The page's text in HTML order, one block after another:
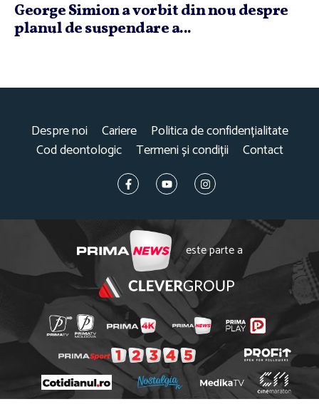
George Simion a vorbit din nou despre
planul de suspendare a...
Despre noi Cariere
Politica de confidențialitate
Cod deontologic
Termeni și condiții Contact
este parte a